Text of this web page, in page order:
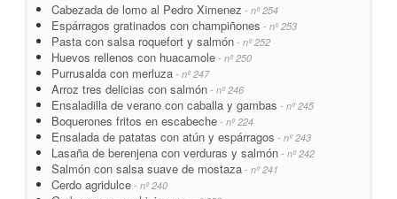
Cabezada de lomo al Pedro Ximenez - nº 254
Espárragos gratinados con champiñones - nº 253
Pasta con salsa roquefort y salmón - nº 252
Huevos rellenos con huacamole - nº 250
Purrusalda con merluza - nº 247
Arroz tres delicias con salmón - nº 246
Ensaladilla de verano con caballa y gambas - nº 245
Boquerones fritos en escabeche - nº 224
Ensalada de patatas con atún y espárragos - nº 243
Lasaña de berenjena con verduras y salmón - nº 242
Salmón con salsa suave de mostaza - nº 241
Cerdo agridulce - nº 240